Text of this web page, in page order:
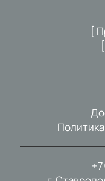
[